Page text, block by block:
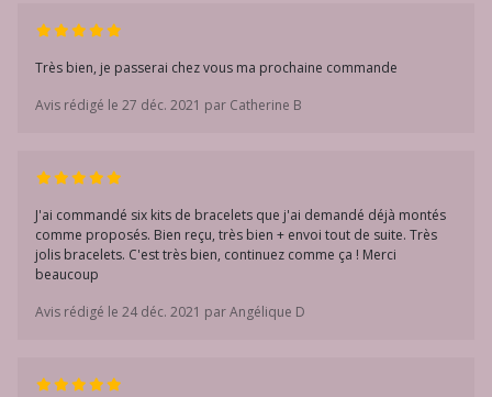
Très bien, je passerai chez vous ma prochaine commande
Avis rédigé le 27 déc. 2021 par Catherine B
J'ai commandé six kits de bracelets que j'ai demandé déjà montés
comme proposés. Bien reçu, très bien + envoi tout de suite. Très
jolis bracelets. C'est très bien, continuez comme ça ! Merci
beaucoup
Avis rédigé le 24 déc. 2021 par Angélique D